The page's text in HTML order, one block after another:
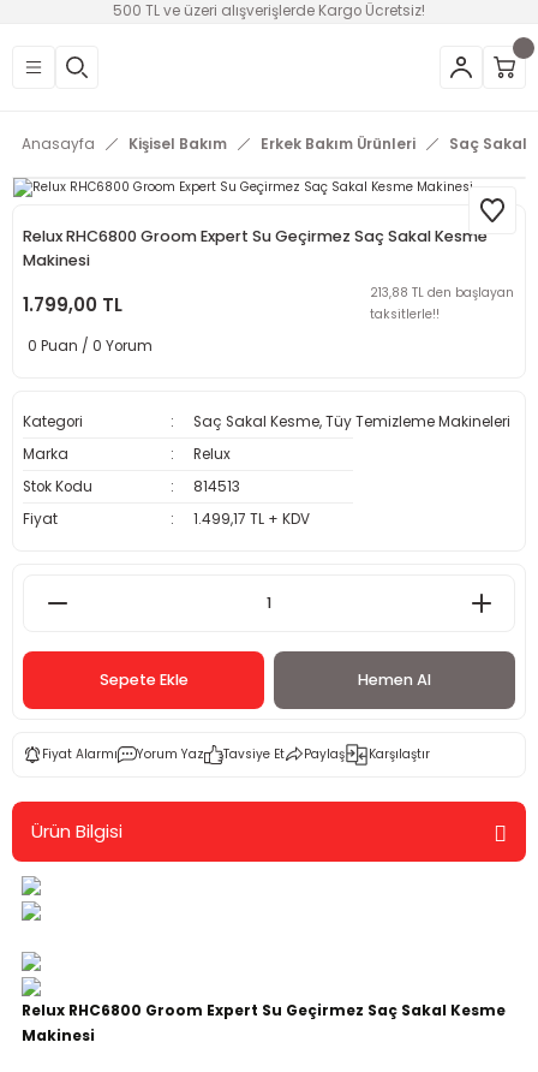
500 TL ve üzeri alışverişlerde Kargo Ücretsiz!
Sistemleri
Anasayfa Kişisel Bakım Erkek Bakım Ürünleri Saç Sakal
Relux RHC6800 Groom Expert Su Geçirmez Saç Sakal Kesme
Makinesi
1.799,00 TL
213,88 TL den başlayan
taksitlerle!!
0 Puan / 0 Yorum
Kategori
Saç Sakal Kesme, Tüy Temizleme Makineleri
Marka
Relux
Stok Kodu
814513
Fiyat
1.499,17 TL + KDV
Sepete Ekle Hemen Al
Fiyat Alarmı Yorum Yaz Tavsiye Et Paylaş Karşılaştır
Ürün Bilgisi
Relux RHC6800 Groom Expert Su Geçirmez Saç Sakal Kesme
Makinesi